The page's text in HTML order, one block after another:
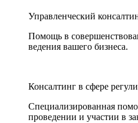
Управленческий
Помощь в
ведения вашего бизнеса.
Консалтинг в сфере
Специализированная
проведении и участии в